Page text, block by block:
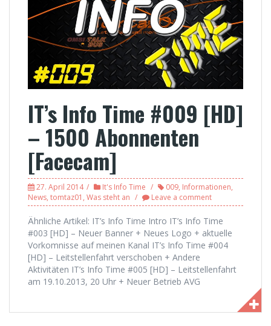
IT’s Info Time #009 [HD]
– 1500 Abonnenten
[Facecam]
27. April 2014 It's Info Time 009, Informationen,
News, tomtaz01, Was steht an Leave a comment
Ähnliche Artikel: IT’s Info Time Intro IT’s Info Time
#003 [HD] – Neuer Banner + Neues Logo + aktuelle
Vorkomnisse auf meinen Kanal IT’s Info Time #004
[HD] – Leitstellenfahrt verschoben + Andere
Aktivitäten IT’s Info Time #005 [HD] – Leitstellenfahrt
am 19.10.2013, 20 Uhr + Neuer Betrieb AVG